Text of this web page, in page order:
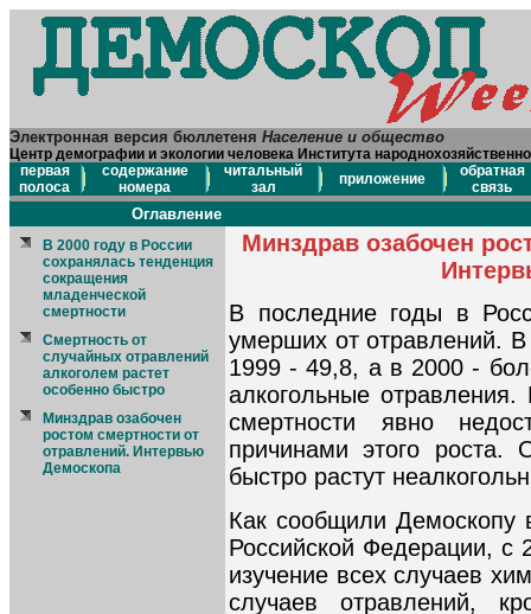
Электронная версия бюллетеня Население и общество
Центр демографии и экологии человека Института
первая
полоса
содержание
номера
читальный
зал
приложение
обратная
связь
Оглавление
В 2000 году в России
сохранялась тенденция
сокращения
младенческой
смертности
Смертность от
случайных отравлений
алкоголем растет
особенно быстро
Минздрав озабочен
ростом смертности от
отравлений. Интервью
Демоскопа
Минздрав озабочен
В последние годы в
умерших от отравлений.
1999 - 49,8, а в 2000 -
алкогольные
смертности явно
причинами этого роста.
быстро растут
Как сообщили Демоскопу
Российской Федерации, с
изучение всех случаев
случаев отравлений,